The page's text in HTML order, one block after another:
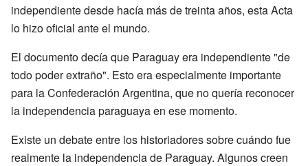
independiente desde hacía más de treinta años, esta Acta
lo hizo oficial ante el mundo.
El documento decía que Paraguay era independiente "de
todo poder extraño". Esto era especialmente importante
para la Confederación Argentina, que no quería reconocer
la independencia paraguaya en ese momento.
Existe un debate entre los historiadores sobre cuándo fue
realmente la independencia de Paraguay. Algunos creen